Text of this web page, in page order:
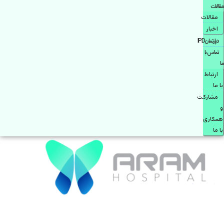
مقالات
مقالات
اخبار
دپارتمانIPD
تماس با
ما
ارتباط
با ما
مشاركت
و
همكاری
با ما